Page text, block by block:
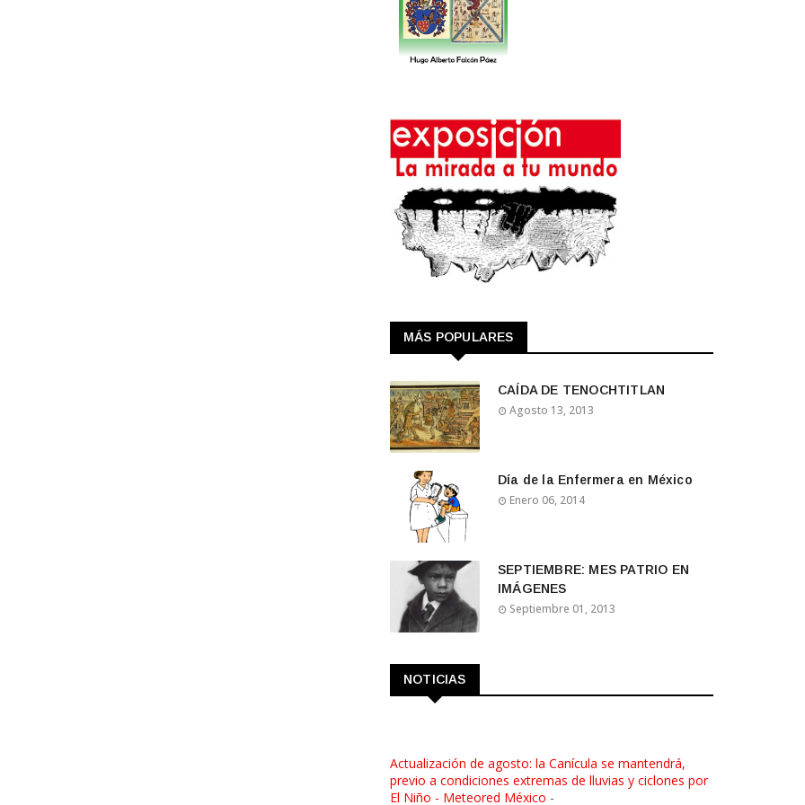
MÁS POPULARES
CAÍDA DE TENOCHTITLAN
Agosto 13, 2013
Día de la Enfermera en México
Enero 06, 2014
SEPTIEMBRE: MES PATRIO EN
IMÁGENES
Septiembre 01, 2013
NOTICIAS
Actualización de agosto: la Canícula se mantendrá,
previo a condiciones extremas de lluvias y ciclones por
El Niño - Meteored México -